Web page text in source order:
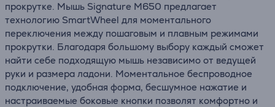
прокрутке. Мышь Signature M650 предлагает
технологию SmartWheel для моментального
переключения между пошаговым и плавным режимами
прокрутки. Благодаря большому выбору каждый сможет
найти себе подходящую мышь независимо от ведущей
руки и размера ладони. Моментальное беспроводное
подключение, удобная форма, бесшумное нажатие и
настраиваемые боковые кнопки позволят комфортно и